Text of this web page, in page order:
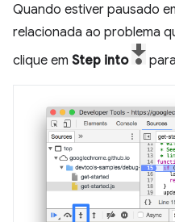
Quando estiver pausado
relacionada ao problema
clique em Step into